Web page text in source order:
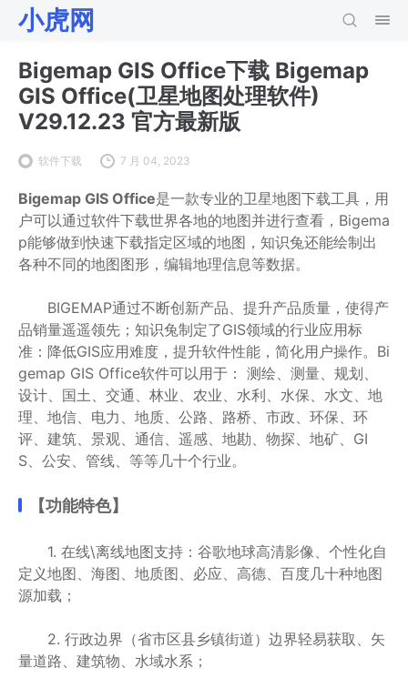
小虎网
Bigemap GIS Office下载 Bigemap
GIS Office(卫星地图处理软件)
V29.12.23 官方最新版
软件下载 7 月 04, 2023
Bigemap GIS Office是一款专业的卫星地图下载工具，用
户可以通过软件下载世界各地的地图并进行查看，Bigema
p能够做到快速下载指定区域的地图，知识兔还能绘制出
各种不同的地图图形，编辑地理信息等数据。
BIGEMAP通过不断创新产品、提升产品质量，使得产
品销量遥遥领先；知识兔制定了GIS领域的行业应用标
准：降低GIS应用难度，提升软件性能，简化用户操作。Bi
gemap GIS Office软件可以用于： 测绘、测量、规划、
设计、国土、交通、林业、农业、水利、水保、水文、地
理、地信、电力、地质、公路、路桥、市政、环保、环
评、建筑、景观、通信、遥感、地勘、物探、地矿、GI
S、公安、管线、等等几十个行业。
【功能特色】
1. 在线\离线地图支持：谷歌地球高清影像、个性化自
定义地图、海图、地质图、必应、高德、百度几十种地图
源加载；
2. 行政边界（省市区县乡镇街道）边界轻易获取、矢
量道路、建筑物、水域水系；